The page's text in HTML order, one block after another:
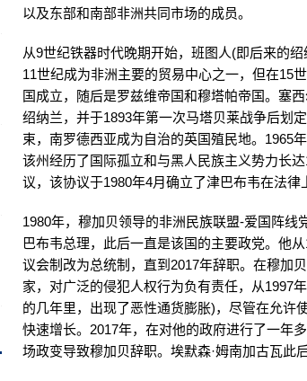
以及东部和南部非洲共同市场的成员。
从9世纪铁器时代晚期开始，班图人(即后来的
11世纪成为非洲主要的贸易中心之一，但在15
国成立，随后是罗兹维帝国和穆塔帕帝国。塞
绍纳兰，并于1893年第一次马塔贝莱战争后划
束，南罗德西亚成为自治的英国殖民地。1965
该州经历了国际孤立和与黑人民族主义势力长
议，该协议于1980年4月确立了津巴布韦在法律
1980年，穆加贝领导的非洲民族联盟-爱国阵
巴布韦总理，此后一直是该国的主要政党。他
议会制改为总统制，直到2017年辞职。在穆加
家，对广泛的侵犯人权行为负有责任，从1997
的几年里，出现了恶性通货膨胀)，尽管在允许
快速增长。2017年，在对他的政府进行了一年
场政变导致穆加贝辞职。埃默森·姆南加古瓦此